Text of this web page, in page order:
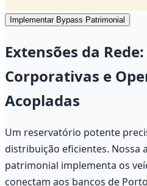
Implementar Bypass Patrimonial
Extensões da
Corporativas e
Acopladas
Um reservatório potente
distribuição eficientes. Nossa
patrimonial implementa os
conectam aos bancos de